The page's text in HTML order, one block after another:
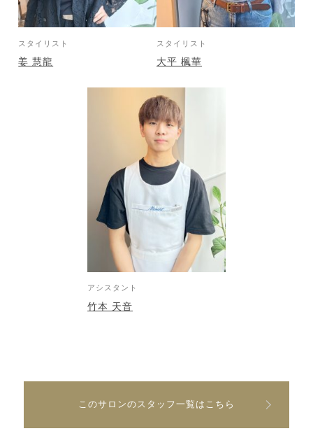
スタイリスト
姜 慧龍
スタイリスト
大平 楓華
アシスタント
竹本 天音
このサロンのスタッフ一覧はこちら